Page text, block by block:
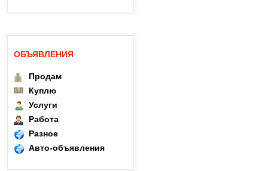
ОБЪЯВЛЕНИЯ
Продам
Куплю
Услуги
Работа
Разное
Авто-объявления